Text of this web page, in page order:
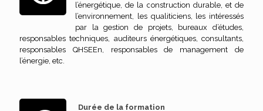
l’énergétique, de la construction durable, et de
l’environnement, les qualiticiens, les intéressés
par la gestion de projets, bureaux d’études,
responsables techniques, auditeurs énergétiques, consultants,
responsables QHSEEn, responsables de management de
l’énergie, etc.
Durée de la formation